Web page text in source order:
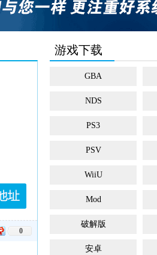
0
游戏下载
GBA
NDS
PS3
PSV
WiiU
Mod
破解版
安卓